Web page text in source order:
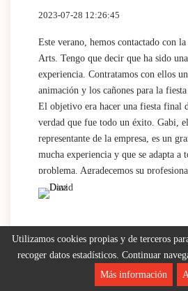
Utilizamos cookies propias y de terceros
recoger datos estadísticos. Continuar
Más información
2023-07-28 12:26:45
Este verano, hemos contactado con la
Arts. Tengo que decir que ha sido
experiencia. Contratamos con ellos
animación y los cañones para la fiesta
El objetivo era hacer una fiesta final
verdad que fue todo un éxito. Gabi,
representante de la empresa, es un
mucha experiencia y que se adapta a
problema. Agradecemos su
solo con los niños sino también con
todo el personal con el que trato. Sin
have contacted the company Plus
that it has been a great experience.
them an animation party and the
Foam party. The objective was to
David Diaz
2023-07-17 23:17:23